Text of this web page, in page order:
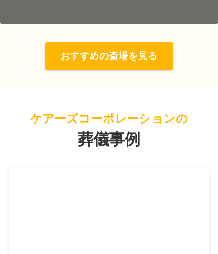
おすすめの斎場を見る
ケアーズコーポレーションの
葬儀事例